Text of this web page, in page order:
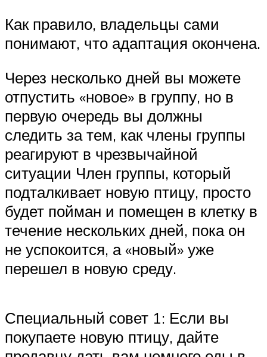
Как правило, владельцы сами
понимают, что адаптация окончена.
Через несколько дней вы можете
отпустить «новое» в группу, но в
первую очередь вы должны
следить за тем, как члены группы
реагируют в чрезвычайной
ситуации Член группы, который
подталкивает новую птицу, просто
будет пойман и помещен в клетку в
течение нескольких дней, пока он
не успокоится, а «новый» уже
перешел в новую среду.
Специальный совет 1: Если вы
покупаете новую птицу, дайте